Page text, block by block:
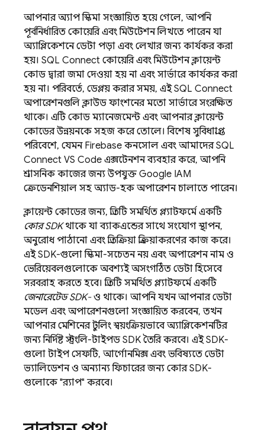
আপনার অ্যাপ স্কিমা সংজ্ঞায়িত হয়ে গেলে, আপনি
পূর্বনির্ধারিত কোয়েরি এবং মিউটেশন লিখতে পারেন যা
অ্যাপ্লিকেশনে ডেটা পড়া এবং লেখার জন্য কার্যকর করা
হয়। SQL Connect কোয়েরি এবং মিউটেশন ক্লায়েন্ট
কোড দ্বারা জমা দেওয়া হয় না এবং সার্ভারে কার্যকর করা
হয় না। পরিবর্তে, ডেপ্লয় করার সময়, এইSQL Connect
অপারেশনগুলি ক্লাউড ফাংশনের মতো সার্ভারে সংরক্ষিত
থাকে। এটি কোড ম্যানেজমেন্ট এবং আপনার ক্লায়েন্ট
কোডের উন্নয়নকে সহজ করে তোলে। বিশেষ সুবিধাপ্রাপ্ত
পরিবেশে, যেমন Firebase কনসোল এবং আমাদের SQL
Connect VS Code এক্সটেনশন ব্যবহার করে, আপনি
প্রশাসনিক কাজের জন্য উপযুক্ত Google IAM
ক্রেডেনশিয়াল সহ অ্যাড-হক অপারেশন চালাতে পারেন।
ক্লায়েন্ট কোডের জন্য, প্রতিটি সমর্থিত প্ল্যাটফর্মে একটি
কোর SDKথাকে যা ব্যাকএন্ডের সাথে সংযোগ স্থাপন,
অনুরোধ পাঠানো এবং প্রতিক্রিয়া প্রক্রিয়াকরণের কাজ করে।
এই SDK-গুলো স্কিমা-সচেতন নয় এবং অপারেশন নাম ও
ভেরিয়েবলগুলোকে অবশ্যই অসংগঠিত ডেটা হিসেবে
সরবরাহ করতে হবে। প্রতিটি সমর্থিত প্ল্যাটফর্মে একটি
জেনারেটেড SDK-ও থাকে। আপনি যখন আপনার ডেটা
মডেল এবং অপারেশনগুলো সংজ্ঞায়িত করবেন, তখন
আপনার মেশিনের টুলিং স্বয়ংক্রিয়ভাবে অ্যাপ্লিকেশনটির
জন্য নির্দিষ্ট স্ট্রংলি-টাইপড SDK তৈরি করবে। এই SDK-
গুলো টাইপ সেফটি, আর্গোনমিক্স এবং ভবিষ্যতে ডেটা
ভ্যালিডেশন ও অন্যান্য ফিচারের জন্য কোর SDK-
গুলোকে "র‍্যাপ" করবে।